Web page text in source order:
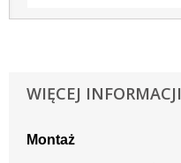
WIĘCEJ INFORMACJI
Montaż